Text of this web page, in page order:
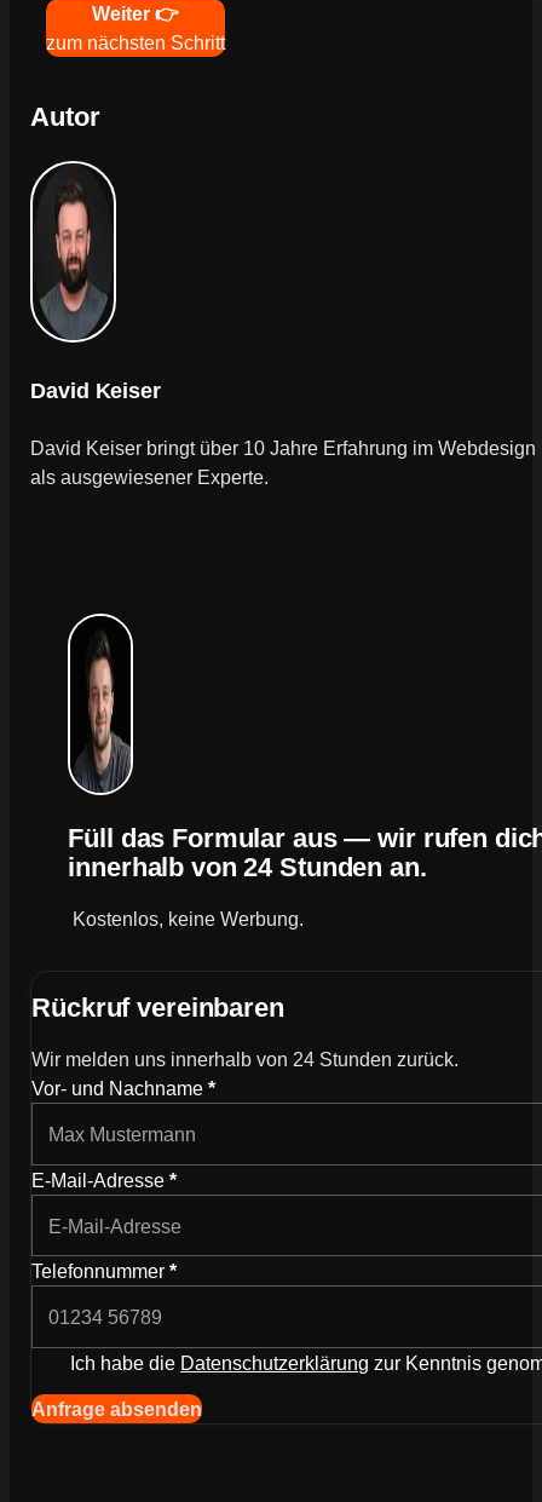
NavigationWeiter 👉
zum nächsten Schritt
Autor
David Keiser
David Keiser bringt über 10 Jahre Erfahrung im
als ausgewiesener Experte.
Rückruf vereinbaren
Wir melden uns innerhalb von 24 Stunden zurück.
Wie können wir dich kontaktieren?
Vor- und Nachname *
E-Mail-Adresse *
Telefonnummer *
Ich habe die Datenschutzerklärung zur Kenntnis
Navigation (Kopie) (Kopieren) (Kopieren)
Anfrage absenden
Füll das Formular aus — wir rufen
innerhalb von 24 Stunden an.
Kostenlos, keine Werbung.